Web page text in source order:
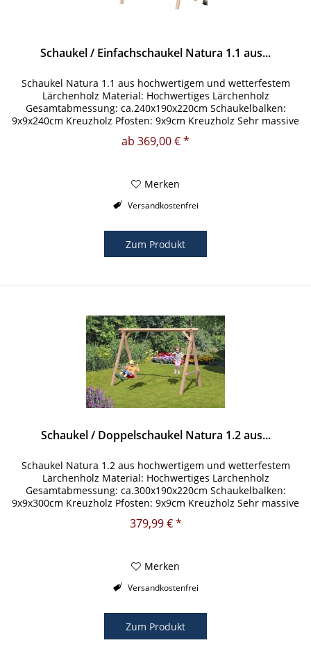
Schaukel / Einfachschaukel Natura 1.1 aus...
Schaukel Natura 1.1 aus hochwertigem und wetterfestem
Lärchenholz Material: Hochwertiges Lärchenholz
Gesamtabmessung: ca.240x190x220cm Schaukelbalken:
9x9x240cm Kreuzholz Pfosten: 9x9cm Kreuzholz Sehr massive
ab 369,00 € *
Merken
Versandkostenfrei
Zum Produkt
Schaukel / Doppelschaukel Natura 1.2 aus...
Schaukel Natura 1.2 aus hochwertigem und wetterfestem
Lärchenholz Material: Hochwertiges Lärchenholz
Gesamtabmessung: ca.300x190x220cm Schaukelbalken:
9x9x300cm Kreuzholz Pfosten: 9x9cm Kreuzholz Sehr massive
379,99 € *
Merken
Versandkostenfrei
Zum Produkt